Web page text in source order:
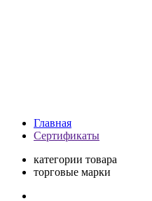
Главная
Сертификаты
категории товара
торговые марки